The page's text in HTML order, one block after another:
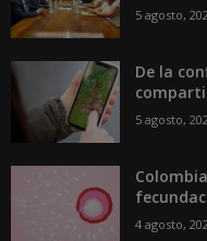
5 agosto,
De la
5 agosto,
4 agosto,